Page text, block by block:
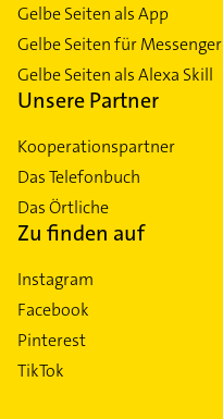
Gelbe Seiten als App
Gelbe Seiten für Messenger
Gelbe Seiten als Alexa Skill
Unsere Partner
Kooperationspartner
Das Telefonbuch
Das Örtliche
Zu finden auf
Instagram
Facebook
Pinterest
TikTok